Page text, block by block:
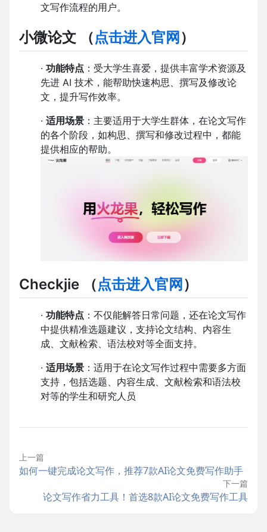
文写作流程的用户。
小微论文 （点击进入官网 ）
· 功能特点 ：受大学生喜爱，提供丰富学术资源及
先进 AI 技术，能帮助快速构思、撰写及修改论
文，提升写作效率。
· 适用场景 ：主要适用于大学生群体，在论文写作
的各个阶段，如构思、撰写和修改过程中，都能
提供相应的帮助。
Checkjie （点击进入官网 ）
· 功能特点 ：不仅能解答日常问题，还在论文写作
中提供精准选题建议，支持论文结构、内容生
成、文献检索、语法校对等全面支持。
· 适用场景 ：适用于在论文写作过程中需要多方面
支持，包括选题、内容生成、文献检索和语法校
对等的学生和研究人员
上一篇
如何一键完成论文写作，推荐7款AI论文免费写作助手
下一篇
论文写作省力工具！首选8款AI论文免费写作工具